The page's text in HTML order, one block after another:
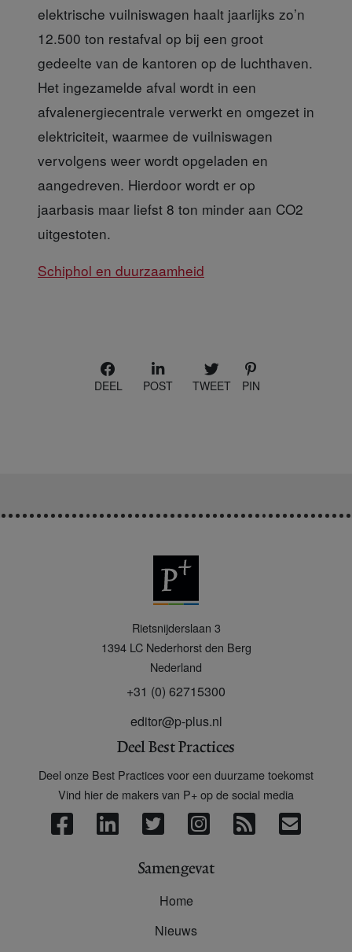
elektrische vuilniswagen haalt jaarlijks zo’n
12.500 ton restafval op bij een groot
gedeelte van de kantoren op de luchthaven.
Het ingezamelde afval wordt in een
afvalenergiecentrale verwerkt en omgezet in
elektriciteit, waarmee de vuilniswagen
vervolgens weer wordt opgeladen en
aangedreven. Hierdoor wordt er op
jaarbasis maar liefst 8 ton minder aan CO2
uitgestoten.
Schiphol en duurzaamheid
DEEL POST TWEET PIN
Rietsnijderslaan 3
1394 LC Nederhorst den Berg
Nederland
+31 (0) 62715300
editor@p-plus.nl
Deel Best Practices
Deel onze Best Practices voor een duurzame toekomst
Vind hier de makers van P+ op de social media
Samengevat
Home
Nieuws